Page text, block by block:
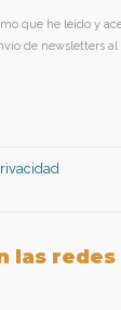
que he leído y
de newsletters
las